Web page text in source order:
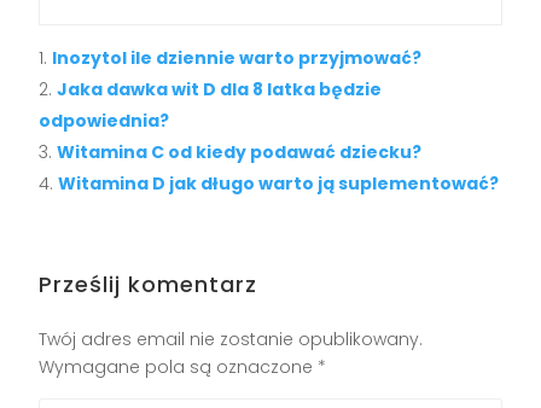
Inozytol ile dziennie warto przyjmować?
Jaka dawka wit D dla 8 latka będzie
odpowiednia?
Witamina C od kiedy podawać dziecku?
Witamina D jak długo warto ją suplementować?
Prześlij komentarz
Twój adres email nie zostanie opublikowany.
Wymagane pola są oznaczone *